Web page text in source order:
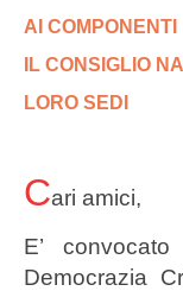
AI COMPONENTI
IL CONSIGLIO
LORO SEDI
Cari amici,
E’
Democrazia